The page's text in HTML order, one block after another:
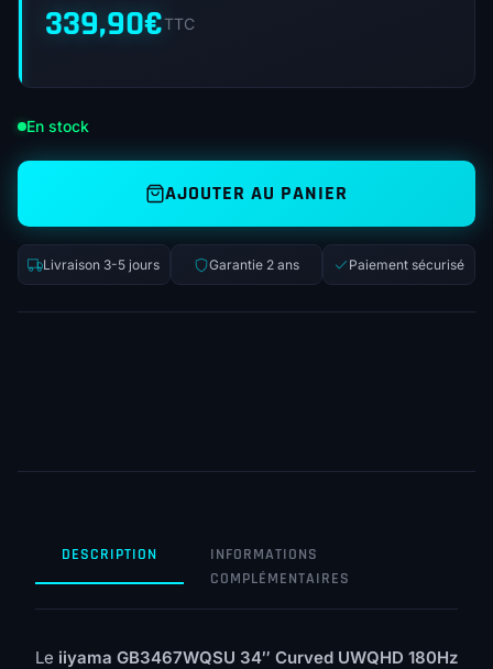
339,90€TTC
En stock
AJOUTER AU PANIER
Livraison 3-5 jours Garantie 2 ans Paiement sécurisé
DESCRIPTION
INFORMATIONS
COMPLÉMENTAIRES
Le iiyama GB3467WQSU 34″ Curved UWQHD 180Hz